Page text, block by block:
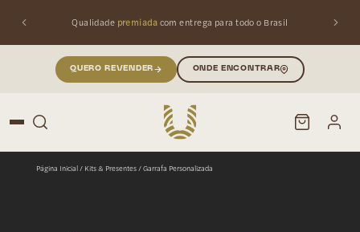
Qualidade premiadacom entrega para todo o Brasil
QUERO REVENDER ONDE ENCONTRAR
Página Inicial/ Kits & Presentes/ Garrafa Personalizada